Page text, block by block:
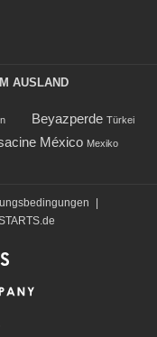
AUSLAND
Beyazperde Türkei
México Mexiko
|